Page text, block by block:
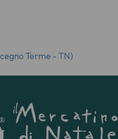
Terme - TN)